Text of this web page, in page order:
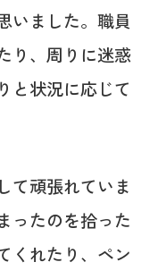
いました。職員
り、周りに迷惑
と状況に応じて
て頑張れていま
ったのを拾った
くれたり、ペン